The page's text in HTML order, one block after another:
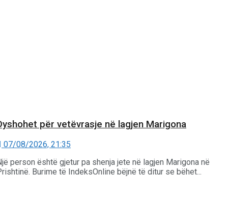
për vetëvrasje në lagjen Marigona
07/08/2026, 21:35
person është gjetur pa shenja jete në lagjen Marigona në
Burime të IndeksOnline bëjnë të ditur se bëhet...